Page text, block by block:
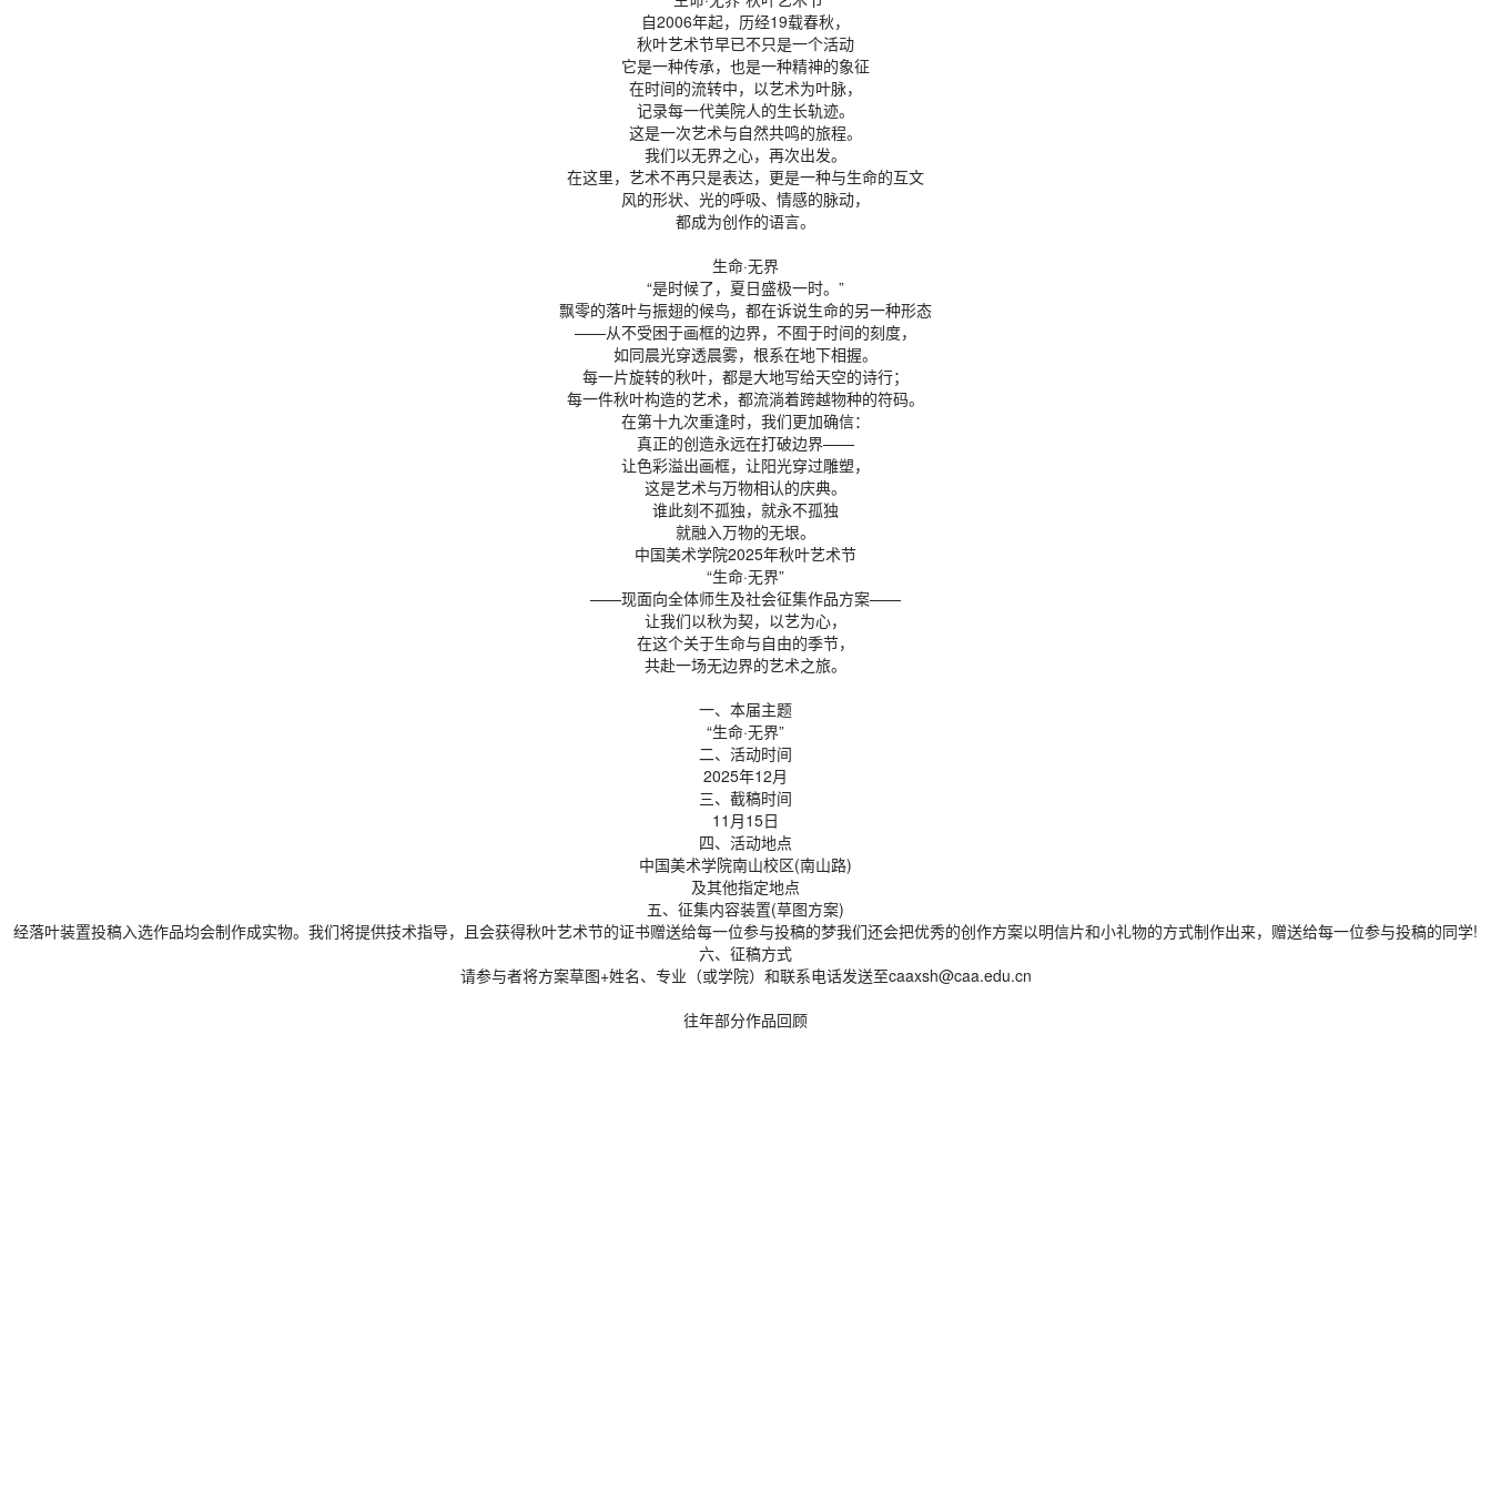
自2006年起，历经19载春秋，
秋叶艺术节早已不只是一个活动
它是一种传承，也是一种精神的象征
在时间的流转中，以艺术为叶脉，
记录每一代美院人的生长轨迹。
这是一次艺术与自然共鸣的旅程。
我们以无界之心，再次出发。
在这里，艺术不再只是表达，更是一种与生命的互文
风的形状、光的呼吸、情感的脉动，
都成为创作的语言。
生命·无界
“是时候了，夏日盛极一时。”
飘零的落叶与振翅的候鸟，都在诉说生命的另一种形态
——从不受困于画框的边界，不囿于时间的刻度，
如同晨光穿透晨雾，根系在地下相握。
每一片旋转的秋叶，都是大地写给天空的诗行；
每一件秋叶构造的艺术，都流淌着跨越物种的符码。
在第十九次重逢时，我们更加确信：
真正的创造永远在打破边界——
让色彩溢出画框，让阳光穿过雕塑，
这是艺术与万物相认的庆典。
谁此刻不孤独，就永不孤独
就融入万物的无垠。
中国美术学院2025年秋叶艺术节
“生命·无界”
——现面向全体师生及社会征集作品方案——
让我们以秋为契，以艺为心，
在这个关于生命与自由的季节，
共赴一场无边界的艺术之旅。
一、本届主题
“生命·无界”
二、活动时间
2025年12月
三、截稿时间
11月15日
四、活动地点
中国美术学院南山校区(南山路)
及其他指定地点
五、征集内容装置(草图方案)
经落叶装置投稿入选作品均会制作成实物。我们将提供技术指导，且会获得秋叶艺术节的证书赠送给每一位参与投稿的梦我们还会把优秀的创作方案以明信片和小礼物的方式制作出来，赠送给每一位参与投稿的同学!
六、征稿方式
请参与者将方案草图+姓名、专业（或学院）和联系电话发送至caaxsh@caa.edu.cn
往年部分作品回顾